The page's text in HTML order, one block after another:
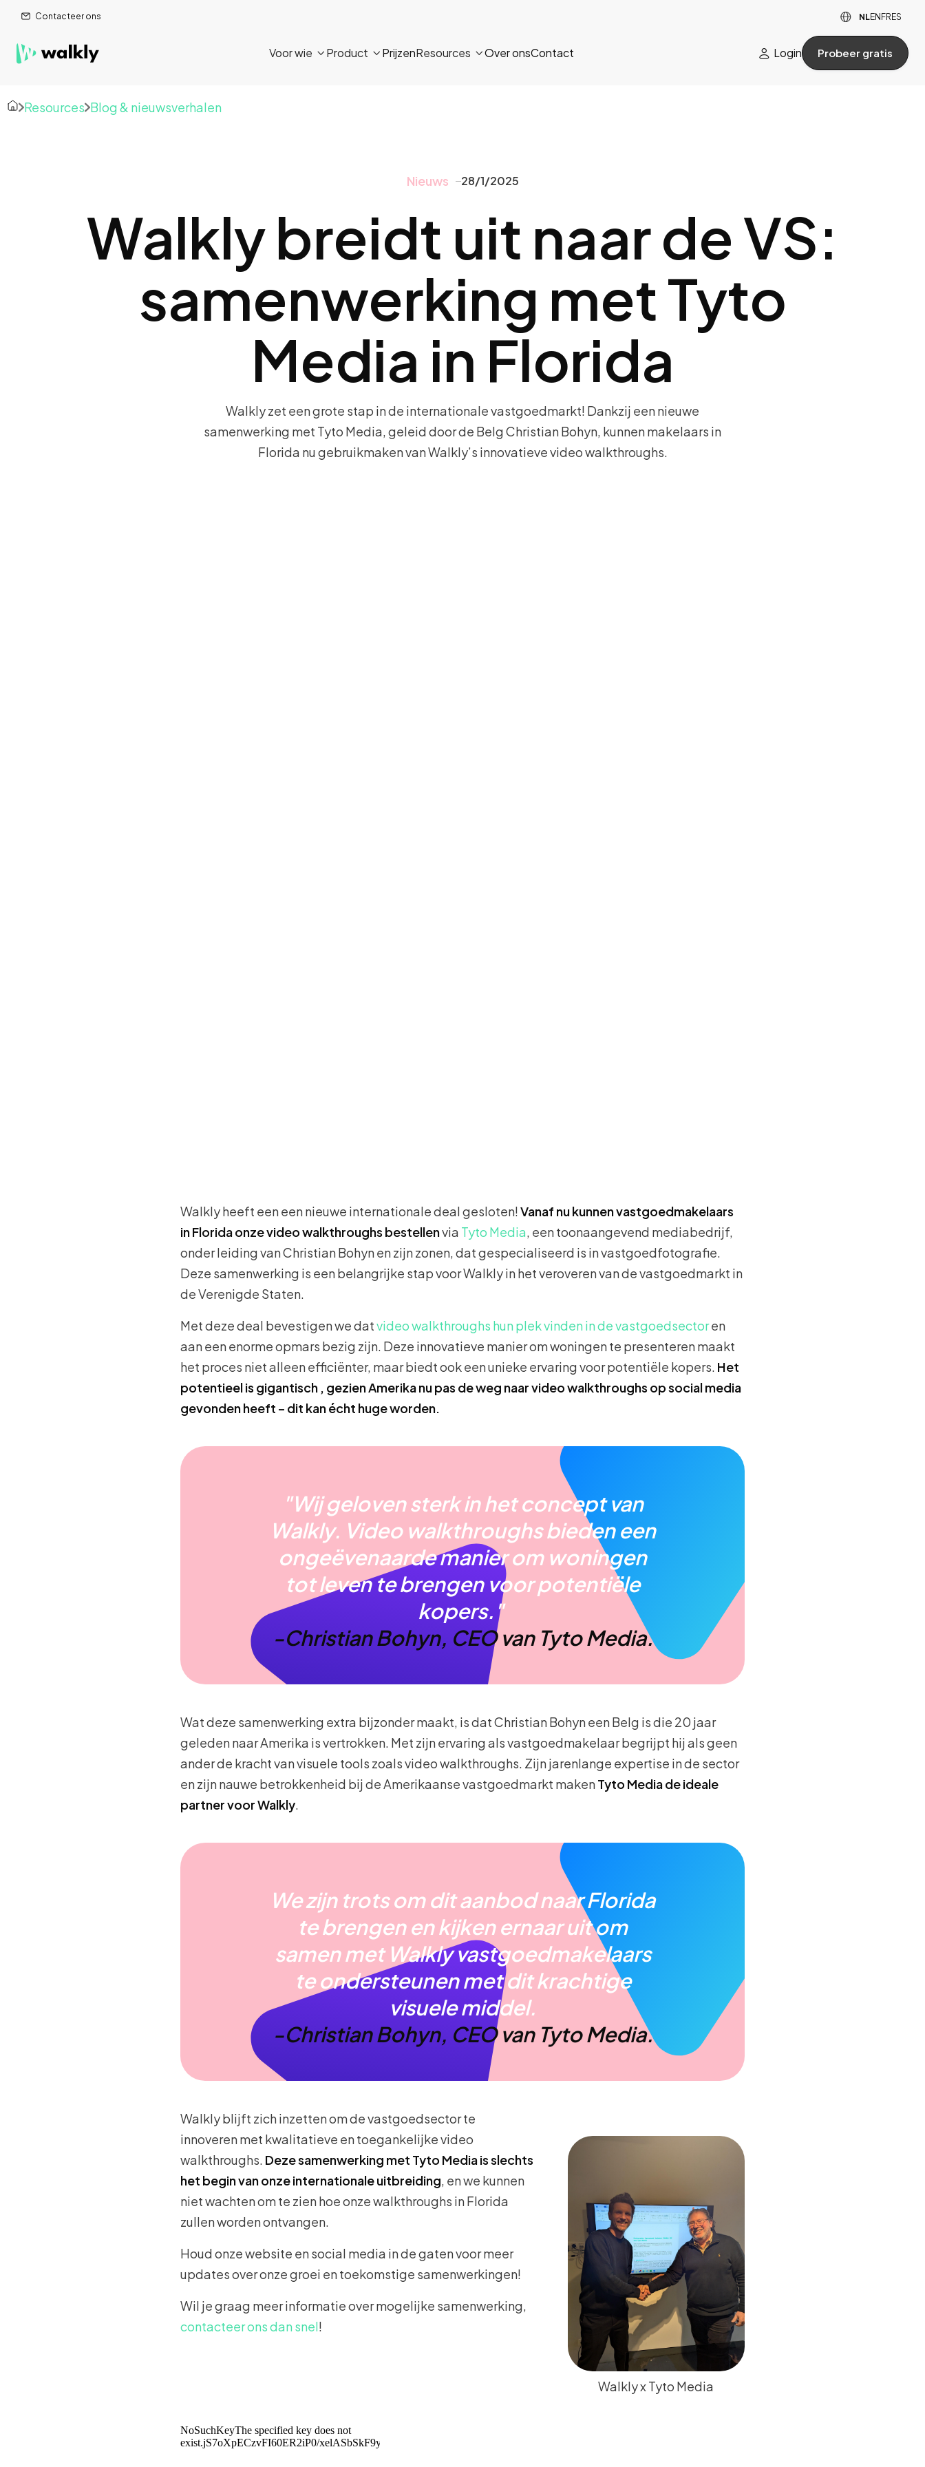
Contacteer ons  NLEN FR ES
Voor wie  Product  PrijzenResources Over onsContact  Login Probeer gratis
Resources Blog & nieuwsverhalen
Nieuws 28/1/2025
Walkly breidt uit naar de VS:
samenwerking met Tyto
Media in Florida
Walkly zet een grote stap in de internationale vastgoedmarkt! Dankzij een nieuwe
samenwerking met Tyto Media, geleid door de Belg Christian Bohyn, kunnen makelaars in
Florida nu gebruikmaken van Walkly’s innovatieve video walkthroughs.
Walkly heeft een een nieuwe internationale deal gesloten!Vanaf nu kunnen vastgoedmakelaars
in Florida onze video walkthroughs bestellenvia Tyto Media, een toonaangevend mediabedrijf,
onder leiding van Christian Bohyn en zijn zonen, dat gespecialiseerd is in vastgoedfotografie.
Deze samenwerking is een belangrijke stap voor Walkly in het veroveren van de vastgoedmarkt in
de Verenigde Staten.
Met deze deal bevestigen we datvideo walkthroughs hun plek vinden in de vastgoedsectoren
aan een enorme opmars bezig zijn. Deze innovatieve manier om woningen te presenteren maakt
het proces niet alleen efficiënter, maar biedt ook een unieke ervaring voor potentiële kopers. Het
potentieel is gigantisch , gezien Amerika nu pas de weg naar video walkthroughs op social media
gevonden heeft – dit kan écht huge worden.
"Wij geloven sterk in het concept van
Walkly. Video walkthroughs bieden een
ongeëvenaarde manier om woningen
tot leven te brengen voor potentiële
kopers."
-Christian Bohyn, CEO van Tyto Media.
Wat deze samenwerking extra bijzonder maakt, is dat Christian Bohyn een Belg is die 20 jaar
geleden naar Amerika is vertrokken. Met zijn ervaring als vastgoedmakelaar begrijpt hij als geen
ander de kracht van visuele tools zoals video walkthroughs. Zijn jarenlange expertise in de sector
en zijn nauwe betrokkenheid bij de Amerikaanse vastgoedmarkt makenTyto Media de ideale
partner voor Walkly.
We zijn trots om dit aanbod naar Florida
te brengen en kijken ernaar uit om
samen met Walkly vastgoedmakelaars
te ondersteunen met dit krachtige
visuele middel.
-Christian Bohyn, CEO van Tyto Media.
Walkly blijft zich inzetten om de vastgoedsector te
innoveren met kwalitatieve en toegankelijke video
walkthroughs. Deze samenwerking met Tyto Media is slechts
het begin van onze internationale uitbreiding, en we kunnen
niet wachten om te zien hoe onze walkthroughs in Florida
zullen worden ontvangen.
Houd onze website en social media in de gaten voor meer
updates over onze groei en toekomstige samenwerkingen!
Wil je graag meer informatie over mogelijke samenwerking,
contacteer ons dan snel!
Walkly x Tyto Media